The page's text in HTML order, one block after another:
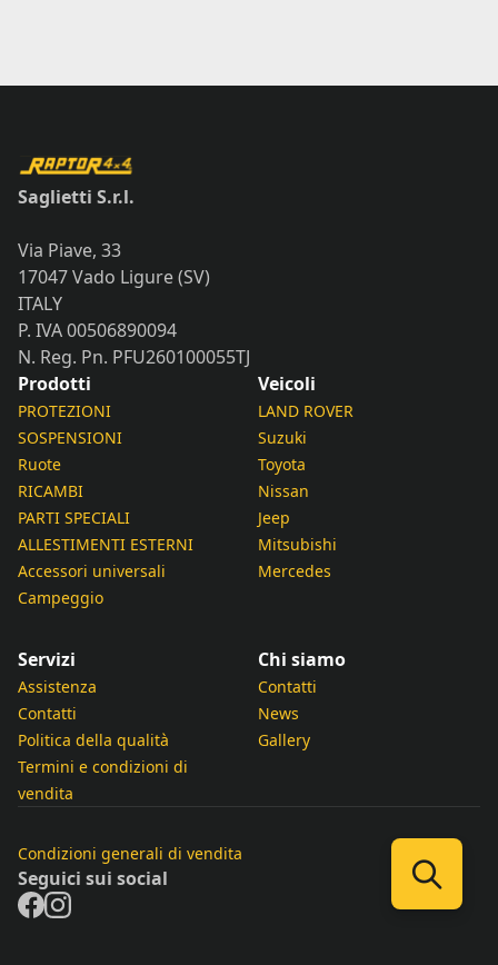
Saglietti S.r.l.
Via Piave, 33
17047 Vado Ligure (SV)
ITALY
P. IVA 00506890094
N. Reg. Pn. PFU260100055TJ
Prodotti
PROTEZIONI
SOSPENSIONI
Ruote
RICAMBI
PARTI SPECIALI
ALLESTIMENTI ESTERNI
Accessori universali
Campeggio
Veicoli
LAND ROVER
Suzuki
Toyota
Nissan
Jeep
Mitsubishi
Mercedes
Servizi
Assistenza
Contatti
Politica della qualità
Termini e condizioni di
vendita
Chi siamo
Contatti
News
Gallery
Condizioni generali di vendita
Seguici sui social